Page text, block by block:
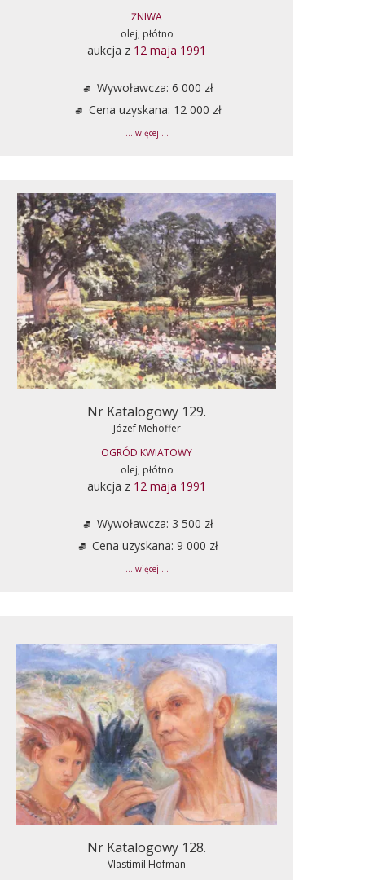
ŻNIWA
olej, płótno
aukcja z 12 maja 1991
Wywoławcza: 6 000 zł
Cena uzyskana: 12 000 zł
... więcej ...
Nr Katalogowy 129.
Józef Mehoffer
OGRÓD KWIATOWY
olej, płótno
aukcja z 12 maja 1991
Wywoławcza: 3 500 zł
Cena uzyskana: 9 000 zł
... więcej ...
Nr Katalogowy 128.
Vlastimil Hofman